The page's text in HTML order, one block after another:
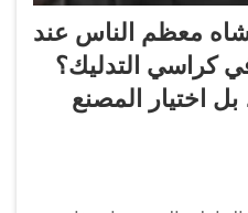
معظم الناس عند
في كراسي التدليك؟
اختيار المصنع